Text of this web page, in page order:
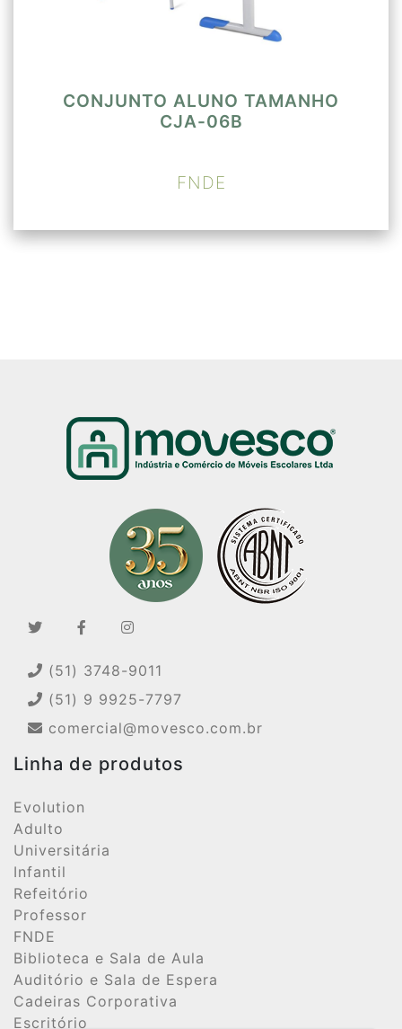
CONJUNTO ALUNO TAMANHO
CJA-06B
FNDE
(51) 3748-9011
(51) 9 9925-7797
comercial@movesco.com.br
Linha de produtos
Evolution
Adulto
Universitária
Infantil
Refeitório
Professor
FNDE
Biblioteca e Sala de Aula
Auditório e Sala de Espera
Cadeiras Corporativa
Escritório